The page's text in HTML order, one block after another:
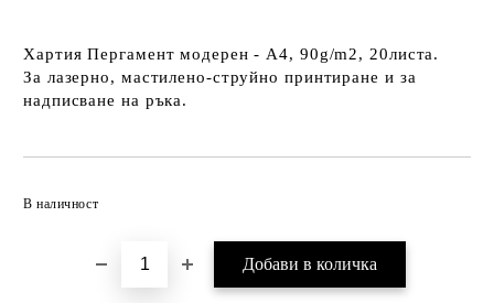
Хартия Пергамент модерен - А4, 90g/m2, 20листа.
За лазерно, мастилено-струйно принтиране и за
надписване на ръка.
В наличност